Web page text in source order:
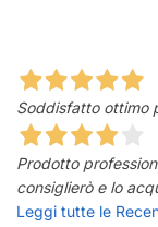
Soddisfatto ottimo
Prodotto
consiglierò e lo
Leggi tutte le